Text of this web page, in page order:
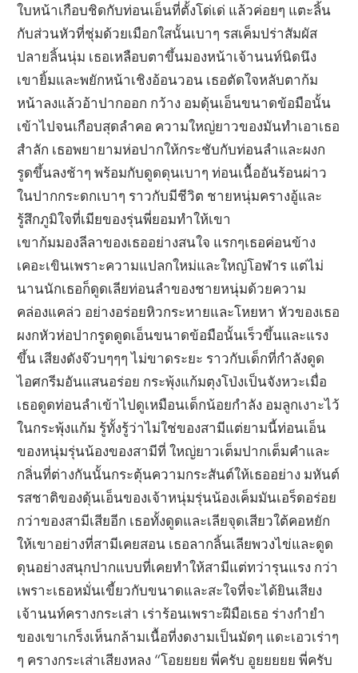
ใบหน้าเกือบชิดกับท่อนเอ็นที่ตั้งโด่เด่ แล้วค่อยๆ แตะลิ้น
กับส่วนหัวที่ชุ่มด้วยเมือกใสนั้นเบาๆ รสเค็มปร่าสัมผัส
ปลายลิ้นนุ่ม เธอเหลือบตาขึ้นมองหน้าเจ้านนท์นิดนึง
เขายิ้มและพยักหน้าเชิงอ้อนวอน เธอตัดใจหลับตาก้ม
หน้าลงแล้วอ้าปากออก กว้าง อมดุ้นเอ็นขนาดข้อมือนั้น
เข้าไปจนเกือบสุดลำคอ ความใหญ่ยาวของมันทำเอาเธอ
สำลัก เธอพยายามห่อปากให้กระชับกับท่อนลำและผงก
รูดขึ้นลงช้าๆ พร้อมกับดูดดุนเบาๆ ท่อนเนื้ออันร้อนผ่าว
ในปากกระดกเบาๆ ราวกับมีชีวิต ชายหนุ่มครางอู้และ
รู้สึกภูมิใจที่เมียของรุ่นพี่ยอมทำให้เขา
เขาก้มมองลีลาของเธออย่างสนใจ แรกๆเธอค่อนข้าง
เคอะเขินเพราะความแปลกใหม่และใหญ่โอฬาร แต่ไม่
นานนักเธอก็ดูดเลียท่อนลำของชายหนุ่มด้วยความ
คล่องแคล่ว อย่างอร่อยหิวกระหายและโหยหา หัวของเธอ
ผงกหัวห่อปากรูดดูดเอ็นขนาดข้อมือนั้นเร็วขึ้นและแรง
ขึ้น เสียงดังจ๊วบๆๆๆ ไม่ขาดระยะ ราวกับเด็กที่กำลังดูด
ไอศกรีมอันแสนอร่อย กระพุ้งแก้มตุงโป่งเป็นจังหวะเมื่อ
เธอดูดท่อนลำเข้าไปดูเหมือนเด็กน้อยกำลัง อมลูกเงาะไว้
ในกระพุ้งแก้ม รู้ทั้งรู้ว่าไม่ใช่ของสามีแต่ยามนี้ท่อนเอ็น
ของหนุ่มรุ่นน้องของสามีที่ ใหญ่ยาวเต็มปากเต็มคำและ
กลิ่นที่ต่างกันนั้นกระตุ้นความกระสันต์ให้เธออย่าง มหันต์
รสชาติของดุ้นเอ็นของเจ้าหนุ่มรุ่นน้องเค็มมันเอร็ดอร่อย
กว่าของสามีเสียอีก เธอทั้งดูดและเลียจุดเสียวใต้คอหยัก
ให้เขาอย่างที่สามีเคยสอน เธอลากลิ้นเลียพวงไข่และดูด
ดุนอย่างสนุกปากแบบที่เคยทำให้สามีแต่ทว่ารุนแรง กว่า
เพราะเธอหมั่นเขี้ยวกับขนาดและสะใจที่จะได้ยินเสียง
เจ้านนท์ครางกระเส่า เร่าร้อนเพราะฝีมือเธอ ร่างกำยำ
ของเขาเกร็งเห็นกล้ามเนื้อที่งดงามเป็นมัดๆ แดะเอวเร่าๆ
ๆ ครางกระเส่าเสียงหลง “โอยยยย พี่ครับ อูยยยยย พี่ครับ